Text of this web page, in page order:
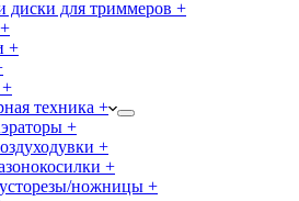
диски для триммеров +
+
техника +
+
+
+
ножницы +